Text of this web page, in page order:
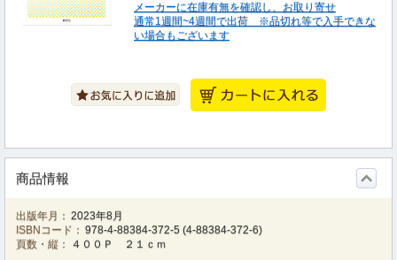
メーカーに在庫有無を確認し、お取り寄せ
通常1週間~4週間で出荷 ※品切れ等で入手できな
い場合もございます
商品情報
出版年月： 2023年8月
ISBNコード： 978-4-88384-372-5 (4-88384-372-6)
頁数・縦：
４００Ｐ ２１ｃｍ